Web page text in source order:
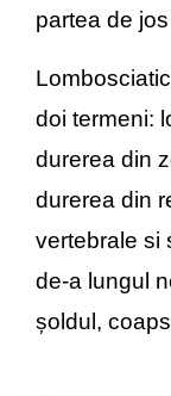
partea de
doi termeni:
durerea din
durerea din
vertebrale si
de-a lungul
șoldul,